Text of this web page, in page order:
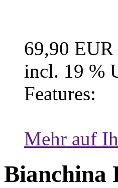
69,90 EUR
incl. 19 %
Features:
Mehr auf
Bianchina